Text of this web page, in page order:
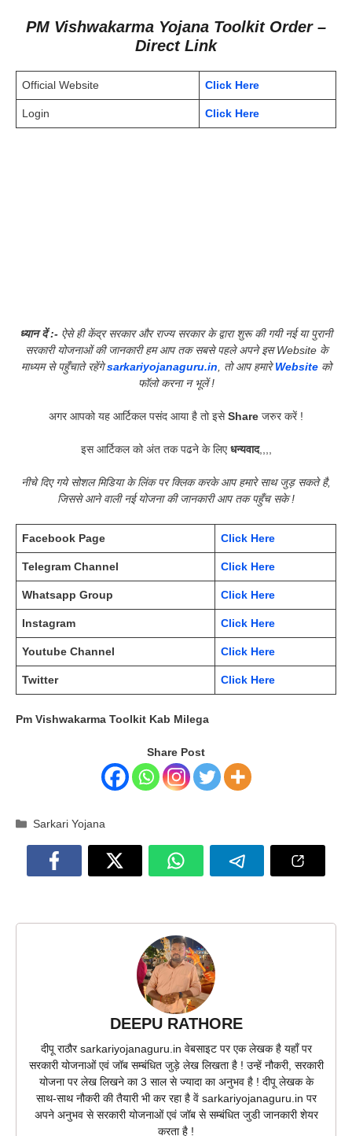
PM Vishwakarma Yojana Toolkit Order –
Direct Link
Official Website Click Here
Login Click Here
ध्यान दें :- ऐसे ही केंद्र सरकार और राज्य सरकार के द्वारा शुरू की गयी नई या पुरानी
सरकारी योजनाओं की जानकारी हम आप तक सबसे पहले अपने इस Website के
माध्यम से पहुँचाते रहेंगेsarkariyojanaguru.in , तो आप हमारेWebsiteको
फॉलो करना न भूलें !
अगर आपको यह आर्टिकल पसंद आया है तो इसेShare जरुर करें !
इस आर्टिकल को अंत तक पढने के लिएधन्यवाद,,,,
नीचे दिए गये सोशल मिडिया के लिंक पर क्लिक करके आप हमारे साथ जुड़ सकते है,
जिससे आने वाली नई योजना की जानकारी आप तक पहुँच सके !
Facebook Page Click Here
Telegram Channel Click Here
Whatsapp Group Click Here
Instagram Click Here
Youtube Channel Click Here
Twitter Click Here
Pm Vishwakarma Toolkit Kab Milega
Share Post
Categories
Sarkari Yojana
DEEPU RATHORE
दीपू राठौर sarkariyojanaguru.in वेबसाइट पर एक लेखक है यहाँ पर
सरकारी योजनाओं एवं जॉब सम्बंधित जुड़े लेख लिखता है ! उन्हें नौकरी, सरकारी
योजना पर लेख लिखने का 3 साल से ज्यादा का अनुभव है ! दीपू लेखक के
साथ-साथ नौकरी की तैयारी भी कर रहा है वें sarkariyojanaguru.in पर
अपने अनुभव से सरकारी योजनाओं एवं जॉब से सम्बंधित जुडी जानकारी शेयर
करता है !